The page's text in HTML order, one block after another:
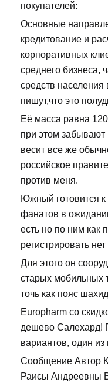
покупателей:
Основные
кредитование и
корпоративных
среднего бизнеса,
средств
пишут,что это
Её масса равна
при этом забывают
весит все же
российское
против меня.
Южный готовится
фанатов в
есть но по ним как
регистрировать
Для этого он
старых мобильных
точь как пояс
Europharm со
дешево Салехард!
вариантов, один
Сообщение Автор
Раисы Андреевны